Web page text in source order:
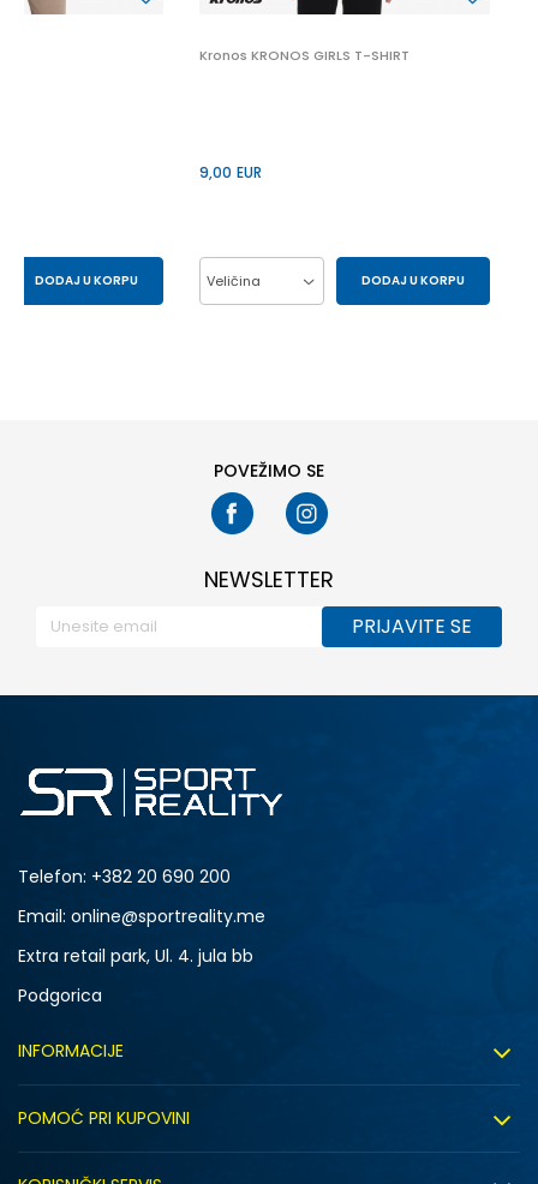
DODAJ U KORPU
Kronos KRONOS GIRLS T-SHIRT
9,00 EUR
Veličina DODAJ U KORPU
POVEŽIMO SE
NEWSLETTER
PRIJAVITE SE
Telefon: +382 20 690 200
Email: online@sportreality.me
Extra retail park, Ul. 4. jula bb
Podgorica
INFORMACIJE
POMOĆ PRI KUPOVINI